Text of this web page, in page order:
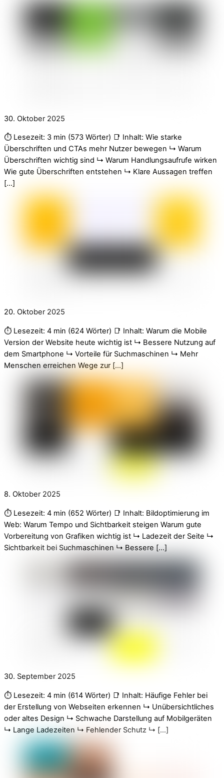
30. Oktober 2025
⏱️ Lesezeit: 3 min (573 Wörter) 📑 Inhalt: Wie starke
Überschriften und CTAs mehr Nutzer bewegen ↳ Warum
Überschriften wichtig sind ↳ Warum Handlungsaufrufe wirken
Wie gute Überschriften entstehen ↳ Klare Aussagen treffen
[…]
20. Oktober 2025
⏱️ Lesezeit: 4 min (624 Wörter) 📑 Inhalt: Warum die Mobile
Version der Website heute wichtig ist ↳ Bessere Nutzung auf
dem Smartphone ↳ Vorteile für Suchmaschinen ↳ Mehr
Menschen erreichen Wege zur […]
8. Oktober 2025
⏱️ Lesezeit: 4 min (652 Wörter) 📑 Inhalt: Bildoptimierung im
Web: Warum Tempo und Sichtbarkeit steigen Warum gute
Vorbereitung von Grafiken wichtig ist ↳ Ladezeit der Seite ↳
Sichtbarkeit bei Suchmaschinen ↳ Bessere […]
30. September 2025
⏱️ Lesezeit: 4 min (614 Wörter) 📑 Inhalt: Häufige Fehler bei
der Erstellung von Webseiten erkennen ↳ Unübersichtliches
oder altes Design ↳ Schwache Darstellung auf Mobilgeräten
↳ Lange Ladezeiten ↳ Fehlender Schutz ↳ […]